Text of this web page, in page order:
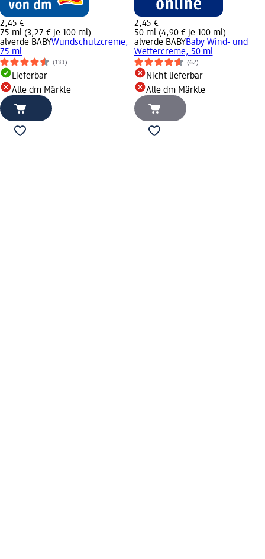
2,45 €
75 ml (3,27 € je 100 ml)
alverde BABYWundschutzcreme,
75 ml
(133)
Lieferbar
Alle dm Märkte
2,45 €
50 ml (4,90 € je 100 ml)
alverde BABYBaby Wind- und
Wettercreme, 50 ml
(62)
Nicht lieferbar
Alle dm Märkte